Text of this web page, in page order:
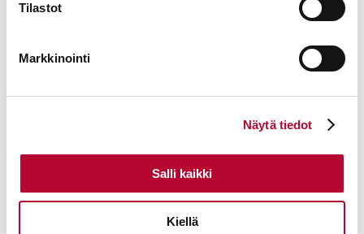
Tilastot
Markkinointi
Näytä tiedot
Salli kaikki
Kiellä